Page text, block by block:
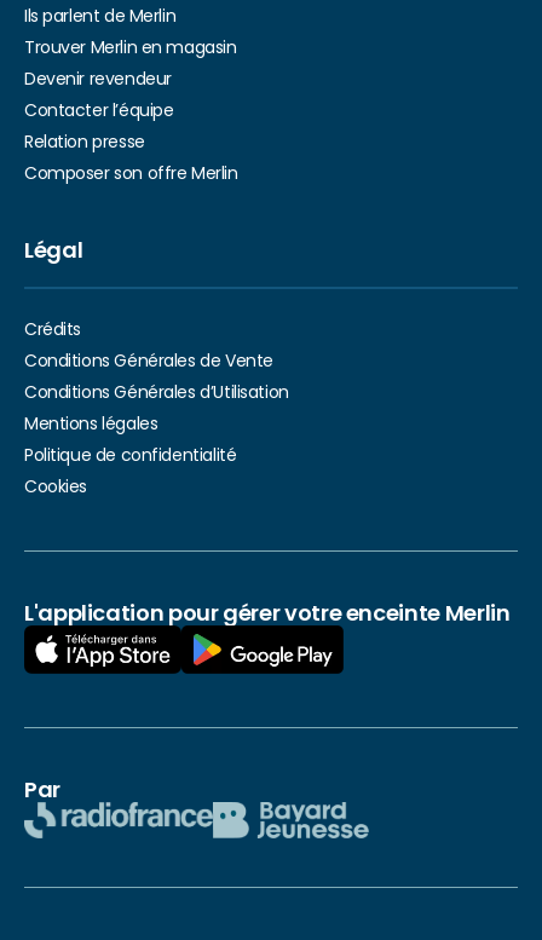
Ils parlent de Merlin
Trouver Merlin en magasin
Devenir revendeur
Contacter l’équipe
Relation presse
Composer son offre Merlin
Légal
Crédits
Conditions Générales de Vente
Conditions Générales d’Utilisation
Mentions légales
Politique de confidentialité
Cookies
L'application pour gérer votre enceinte Merlin
Par